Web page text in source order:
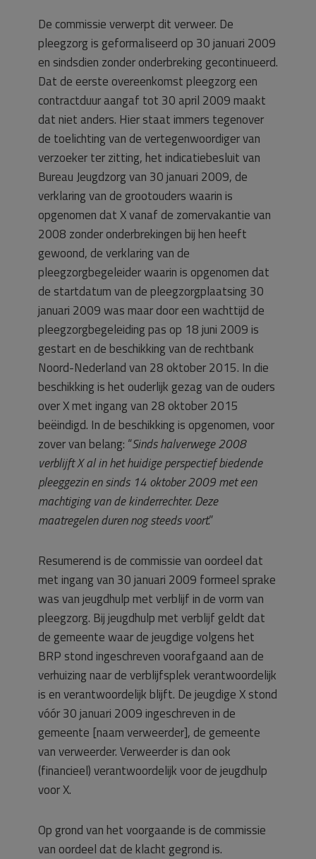
De commissie verwerpt dit verweer. De
pleegzorg is geformaliseerd op 30 januari 2009
en sindsdien zonder onderbreking gecontinueerd.
Dat de eerste overeenkomst pleegzorg een
contractduur aangaf tot 30 april 2009 maakt
dat niet anders. Hier staat immers tegenover
de toelichting van de vertegenwoordiger van
verzoeker ter zitting, het indicatiebesluit van
Bureau Jeugdzorg van 30 januari 2009, de
verklaring van de grootouders waarin is
opgenomen dat X vanaf de zomervakantie van
2008 zonder onderbrekingen bij hen heeft
gewoond, de verklaring van de
pleegzorgbegeleider waarin is opgenomen dat
de startdatum van de pleegzorgplaatsing 30
januari 2009 was maar door een wachttijd de
pleegzorgbegeleiding pas op 18 juni 2009 is
gestart en de beschikking van de rechtbank
Noord-Nederland van 28 oktober 2015. In die
beschikking is het ouderlijk gezag van de ouders
over X met ingang van 28 oktober 2015
beëindigd. In de beschikking is opgenomen, voor
zover van belang: “Sinds halverwege 2008
verblijft X al in het huidige perspectief biedende
pleeggezin en sinds 14 oktober 2009 met een
machtiging van de kinderrechter. Deze
maatregelen duren nog steeds voort.”
Resumerend is de commissie van oordeel dat
met ingang van 30 januari 2009 formeel sprake
was van jeugdhulp met verblijf in de vorm van
pleegzorg. Bij jeugdhulp met verblijf geldt dat
de gemeente waar de jeugdige volgens het
BRP stond ingeschreven voorafgaand aan de
verhuizing naar de verblijfsplek verantwoordelijk
is en verantwoordelijk blijft. De jeugdige X stond
vóór 30 januari 2009 ingeschreven in de
gemeente [naam verweerder], de gemeente
van verweerder. Verweerder is dan ook
(financieel) verantwoordelijk voor de jeugdhulp
voor X.
Op grond van het voorgaande is de commissie
van oordeel dat de klacht gegrond is.